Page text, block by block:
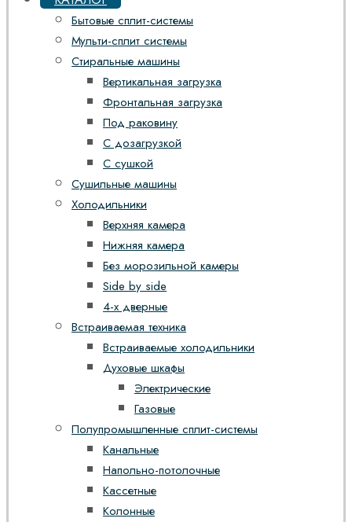
Бытовые сплит-системы
Мульти-сплит системы
Стиральные машины
Вертикальная загрузка
Фронтальная загрузка
Под раковину
С дозагрузкой
С сушкой
Сушильные машины
Холодильники
Верхняя камера
Нижняя камера
Без морозильной камеры
Side by side
4-х дверные
Встраиваемая техника
Встраиваемые холодильники
Духовые шкафы
Электрические
Газовые
Полупромышленные сплит-системы
Канальные
Напольно-потолочные
Кассетные
Колонные